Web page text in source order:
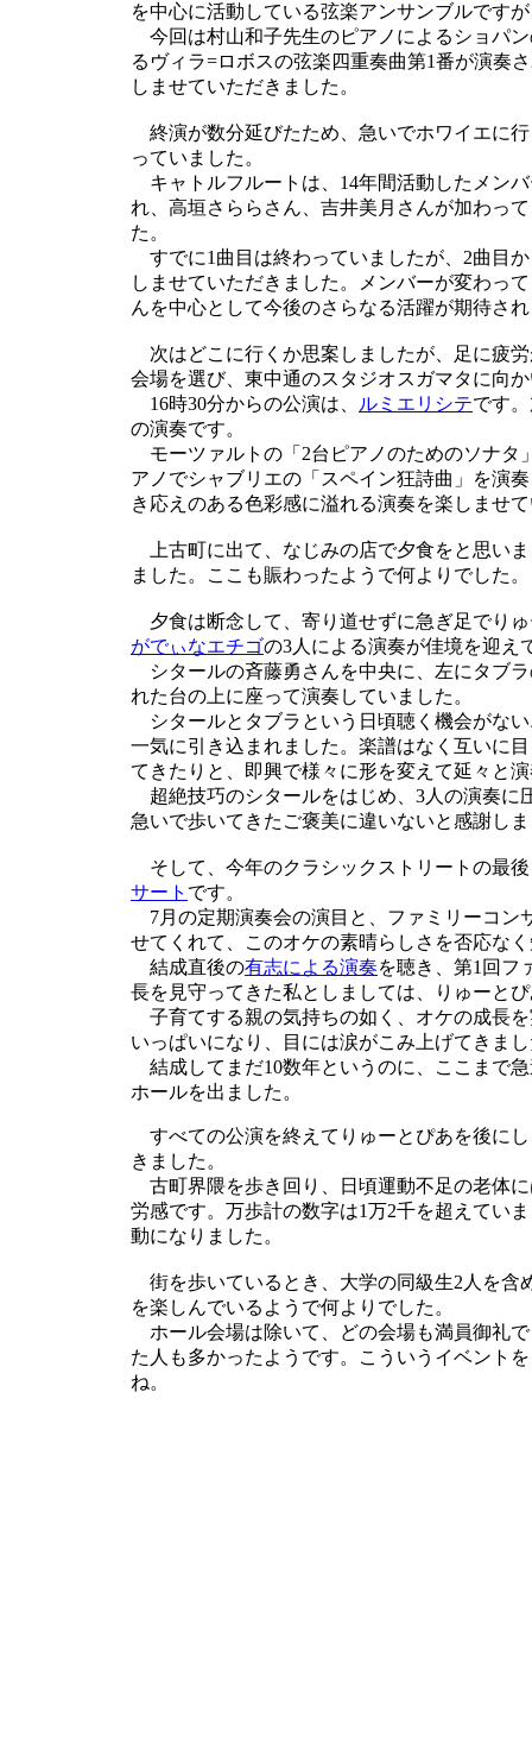
を中心に活動している弦楽アンサンブルです
今回は村山和子先生のピアノによるショパ
るヴィラ=ロボスの弦楽四重奏曲第1番が演奏
しませていただきました。
終演が数分延びたため、急いでホワイエに
っていました。
キャトルフルートは、14年間活動したメン
れ、高垣さららさん、吉井美月さんが加わっ
た。
すでに1曲目は終わっていましたが、2曲目
しませていただきました。メンバーが変わっ
んを中心として今後のさらなる活躍が期待さ
次はどこに行くか思案しましたが、足に疲
会場を選び、東中通のスタジオスガマタに向
16時30分からの公演は、
ルミエリシテです
の演奏です。
モーツァルトの「2台ピアノのためのソナタ
アノでシャブリエの「スペイン狂詩曲」を演
き応えのある色彩感に溢れる演奏を楽しませ
上古町に出て、なじみの店で夕食をと思い
ました。ここも賑わったようで何よりでした。
夕食は断念して、寄り道せずに急ぎ足でり
がでぃなエチゴの3人による演奏が佳境を迎え
シタールの斉藤勇さんを中央に、左にタブ
れた台の上に座って演奏していました。
シタールとタブラという日頃聴く機会がな
一気に引き込まれました。楽譜はなく互いに
てきたりと、即興で様々に形を変えて延々と
超絶技巧のシタールをはじめ、3人の演奏に
急いで歩いてきたご褒美に違いないと感謝し
そして、今年のクラシックストリートの最
サート です。
7月の定期演奏会の演目と、ファミリーコン
せてくれて、このオケの素晴らしさを否応な
結成直後の有志による演奏を聴き、第1回フ
長を見守ってきた私としましては、りゅーと
子育てする親の気持ちの如く、オケの成長
いっぱいになり、目には涙がこみ上げてきま
結成してまだ10数年というのに、ここまで
ホールを出ました。
すべての公演を終えてりゅーとぴあを後に
きました。
古町界隈を歩き回り、日頃運動不足の老体
労感です。万歩計の数字は1万2千を超えてい
動になりました。
街を歩いているとき、大学の同級生2人を含
を楽しんでいるようで何よりでした。
ホール会場は除いて、どの会場も満員御礼
た人も多かったようです。こういうイベント
ね。